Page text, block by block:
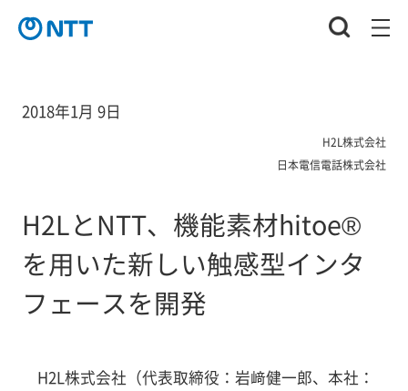
2018年1月 9日
H2L株式会社
日本電信電話株式会社
H2LとNTT、機能素材hitoe®
を用いた新しい触感型インタ
フェースを開発
H2L株式会社（代表取締役：岩﨑健一郎、本社：